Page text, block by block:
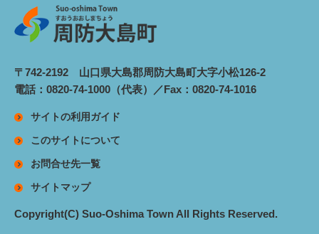
〒742-2192 山口県大島郡周防大島町大字小松126-2
電話：0820-74-1000（代表）／Fax：0820-74-1016
サイトの利用ガイド
このサイトについて
お問合せ先一覧
サイトマップ
Copyright(C) Suo-Oshima Town All Rights Reserved.